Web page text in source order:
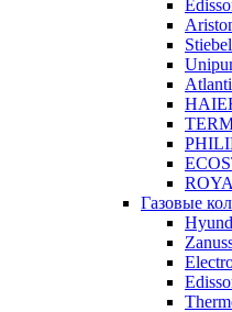
Газовые